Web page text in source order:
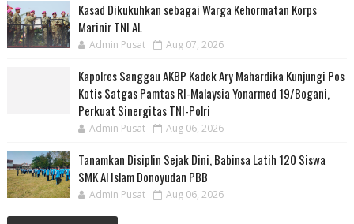
Kasad Dikukuhkan sebagai Warga Kehormatan Korps
Marinir TNI AL
Admin Pusat Aug 07, 2026
Kapolres Sanggau AKBP Kadek Ary Mahardika Kunjungi Pos
Kotis Satgas Pamtas RI-Malaysia Yonarmed 19/Bogani,
Perkuat Sinergitas TNI-Polri
Admin Pusat Aug 06, 2026
Tanamkan Disiplin Sejak Dini, Babinsa Latih 120 Siswa
SMK Al Islam Donoyudan PBB
Admin Pusat Aug 06, 2026